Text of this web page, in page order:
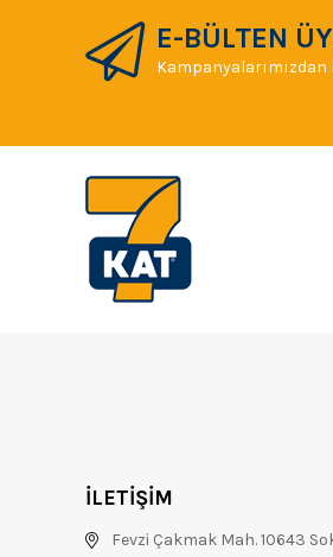
E-BÜLTEN
İLETİŞİM
Fevzi Çakmak Mah. 10643